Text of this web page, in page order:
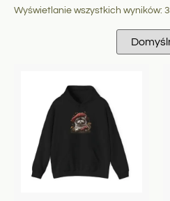
Wyświetlanie wszystkich wyników: 3